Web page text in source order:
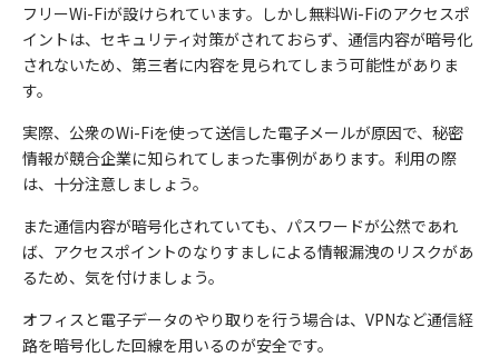
フリーWi-Fiが設けられています。しかし無料Wi-Fiのアクセスポ
イントは、セキュリティ対策がされておらず、通信内容が暗号化
されないため、第三者に内容を見られてしまう可能性がありま
す。
実際、公衆のWi-Fiを使って送信した電子メールが原因で、秘密
情報が競合企業に知られてしまった事例があります。利用の際
は、十分注意しましょう。
また通信内容が暗号化されていても、パスワードが公然であれ
ば、アクセスポイントのなりすましによる情報漏洩のリスクがあ
るため、気を付けましょう。
オフィスと電子データのやり取りを行う場合は、VPNなど通信経
路を暗号化した回線を用いるのが安全です。